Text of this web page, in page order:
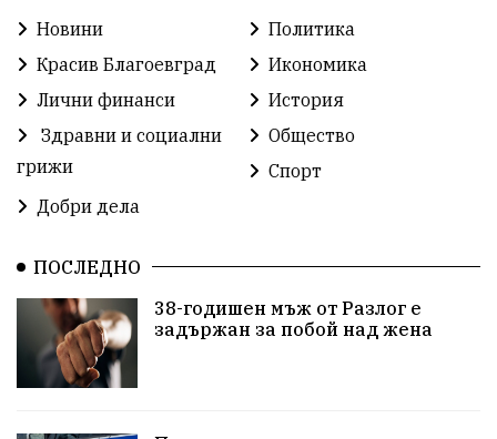
Бойко Борисов Методи Байкушев
Прокуратура
Избори Икономика побой алкохол
Общински съвет
Красива България АМ Струма Белица
РСПБЗН Красивите медии
Новини
Политика
Красив Благоевград
Икономика
Лични финанси
История
Здравни и социални
грижи
Общество
Спорт
Добри дела
ПОСЛЕДНО
38-годишен мъж от Разлог е
задържан за побой над жена